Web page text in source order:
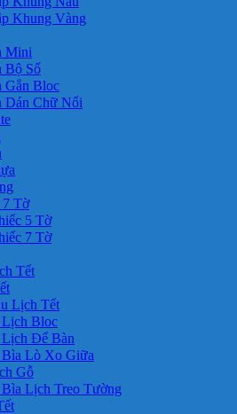
Khung Vàng
Mini
Bộ Số
Bloc
Chữ Nổi
Tờ
5 Tờ
7 Tờ
Tết
Lịch Tết
Bloc
Để Bàn
Lò Xo Giữa
Gỗ
Lịch Treo Tường